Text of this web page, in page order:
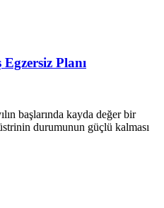
Planı
başlarında kayda değer bir
durumunun güçlü kalması